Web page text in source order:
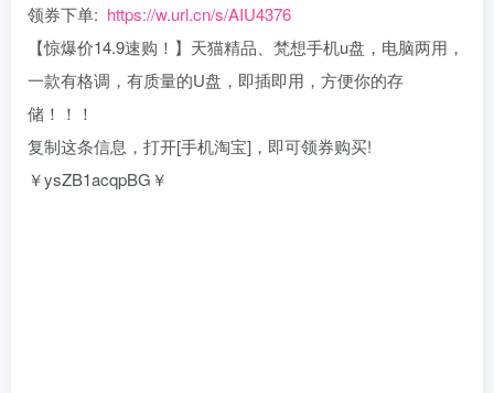
领券下单: https://w.url.cn/s/AIU4376
【惊爆价14.9速购！】天猫精品、梵想手机u盘，电脑两用，
一款有格调，有质量的U盘，即插即用，方便你的存
储！！！
复制这条信息，打开[手机淘宝]，即可领券购买!
￥ysZB1acqpBG￥